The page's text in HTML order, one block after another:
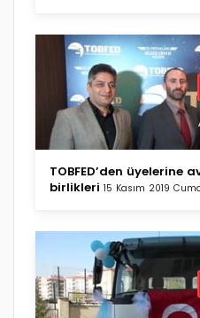
TOBFED’den
birlikleri 15 Kasım 2019